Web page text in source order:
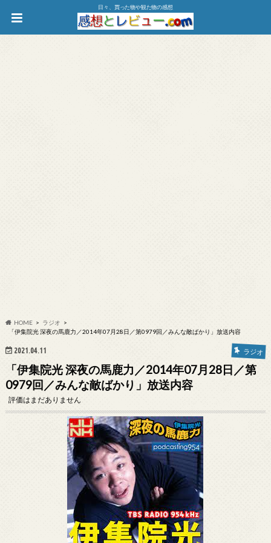
日々、買った物や観た物の感想
HOME
ラジオ
「伊集院光 深夜の馬鹿力／2014年07月28日／第0979回／みんな敵ばかり」放送内容
2021.04.11 ラジオ
「伊集院光 深夜の馬鹿力／2014年07月28日／第
0979回／みんな敵ばかり」放送内容
評価はまだありません